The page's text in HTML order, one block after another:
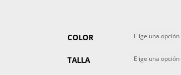
COLOR
TALLA